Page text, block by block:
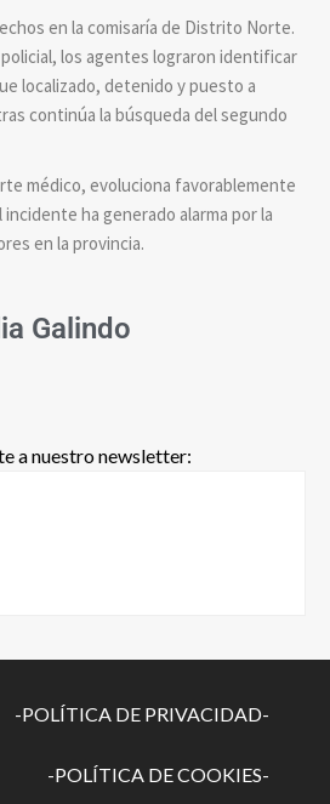
en la comisaría de Distrito Norte.
los agentes lograron identificar
localizado, detenido y puesto a
continúa la búsqueda del segundo
médico, evoluciona favorablemente
ha generado alarma por la
en la provincia.
Galindo
a nuestro newsletter:
-POLÍTICA DE PRIVACIDAD-
-POLÍTICA DE COOKIES-